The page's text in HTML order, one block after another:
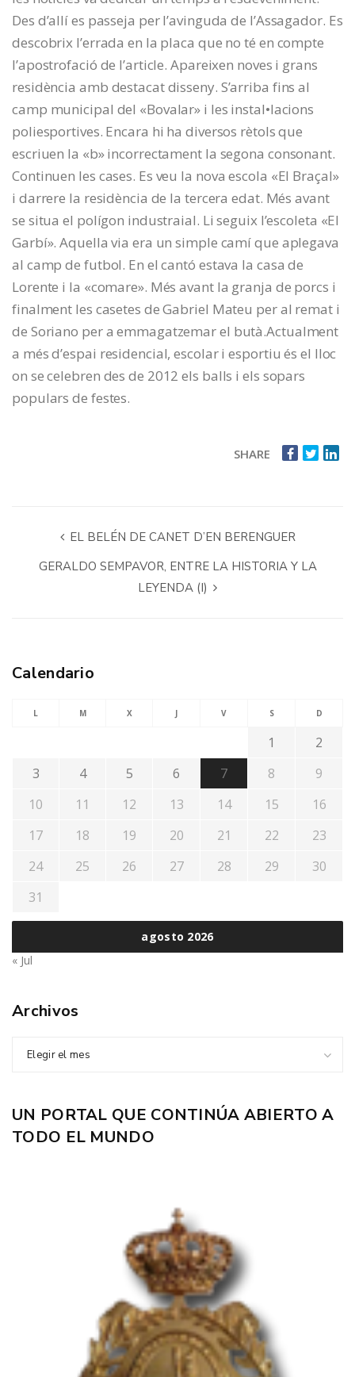
Des d’allí es passeja per l’avinguda de l’Assagador. Es
descobrix l’errada en la placa que no té en compte
l’apostrofació de l’article. Apareixen noves i grans
residència amb destacat disseny. S’arriba fins al
camp municipal del «Bovalar» i les instal•lacions
poliesportives. Encara hi ha diversos rètols que
escriuen la «b» incorrectament la segona consonant.
Continuen les cases. Es veu la nova escola «El Braçal»
i darrere la residència de la tercera edat. Més avant
se situa el polígon industraial. Li seguix l’escoleta «El
Garbí». Aquella via era un simple camí que aplegava
al camp de futbol. En el cantó estava la casa de
Lorente i la «comare». Més avant la granja de porcs i
finalment les casetes de Gabriel Mateu per al remat i
de Soriano per a emmagatzemar el butà.Actualment
a més d’espai residencial, escolar i esportiu és el lloc
on se celebren des de 2012 els balls i els sopars
populars de festes.
SHARE
EL BELÉN DE CANET D’EN BERENGUER
GERALDO SEMPAVOR, ENTRE LA HISTORIA Y LA
LEYENDA (I)
Calendario
agosto 2026
L M X J V S D
1
2
3
4 5 6 7 8
9
10
11 12 13 14 15
16
17
18 19 20 21 22
23
24
25 26 27 28 29
30
31
« Jul
Archivos
Elegir el mes
UN PORTAL QUE CONTINÚA ABIERTO A
TODO EL MUNDO